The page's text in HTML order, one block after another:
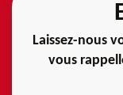
Laissez-nous
vous